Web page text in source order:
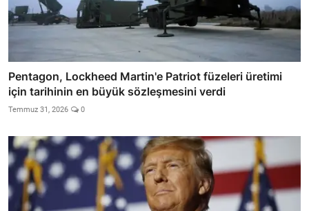
Pentagon, Lockheed Martin'e Patriot füzeleri üretimi
için tarihinin en büyük sözleşmesini verdi
Temmuz 31, 2026 0